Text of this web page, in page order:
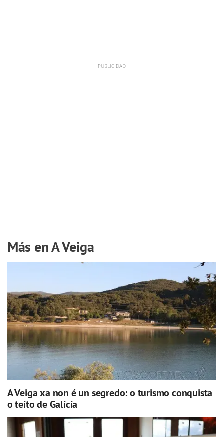
Más en A Veiga
A Veiga xa non é un segredo: o turismo conquista
o teito de Galicia